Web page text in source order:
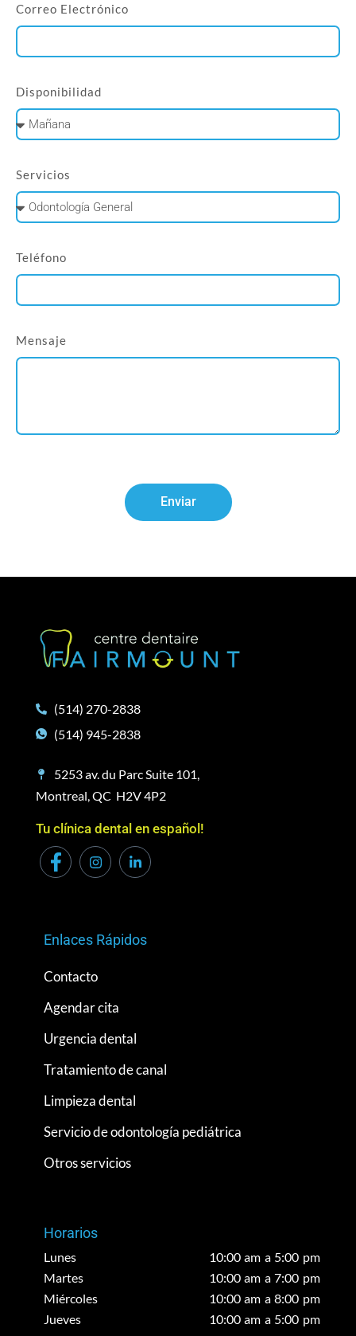
Correo Electrónico
Disponibilidad
Servicios
Teléfono
Mensaje
Enviar
(514) 270-2838
(514) 945-2838
5253 av. du Parc Suite 101,
Montreal, QC H2V 4P2
Tu clínica dental en español!
Enlaces Rápidos
Contacto
Agendar cita
Urgencia dental
Tratamiento de canal
Limpieza dental
Servicio de odontología pediátrica
Otros servicios
Horarios
Lunes
10:00 am a 5:00 pm
Martes
10:00 am a 7:00 pm
Miércoles
10:00 am a 8:00 pm
Jueves
10:00 am a 5:00 pm